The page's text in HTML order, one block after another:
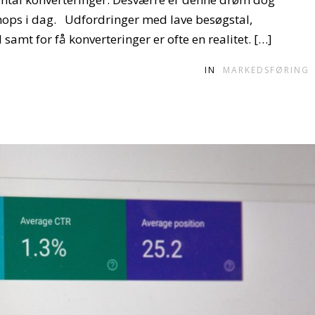
i dag. Udfordringer med lave besøgstal,
for få konverteringer er ofte en realitet. […]
IN MARKEDSFØRING